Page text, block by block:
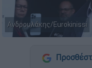
Ανδρουλάκης/Eurokinissi